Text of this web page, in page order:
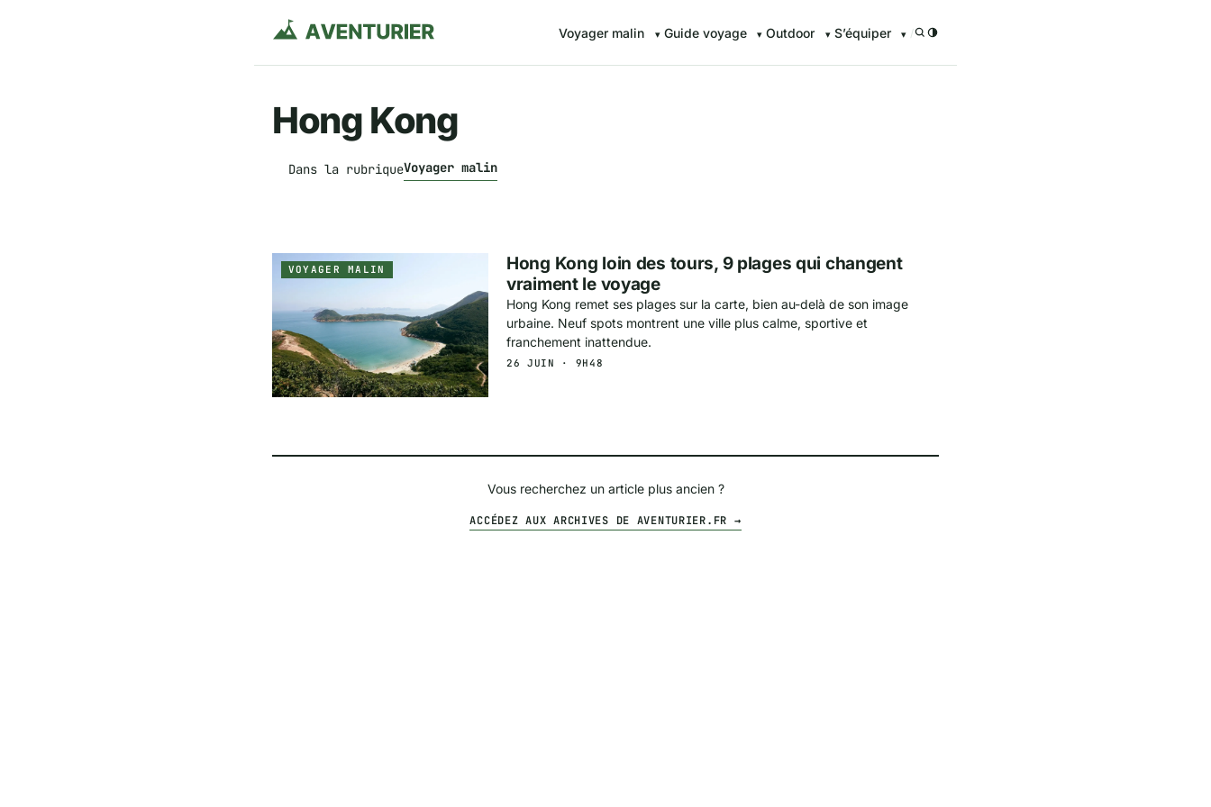
Voyager malin Guide voyage Outdoor S’équiper /
Hong Kong
Dans la rubriqueVoyager malin
VOYAGER MALIN
Hong Kong loin des tours, 9 plages qui changent
vraiment le voyage
Hong Kong remet ses plages sur la carte, bien au-delà de son image
urbaine. Neuf spots montrent une ville plus calme, sportive et
franchement inattendue.
26 JUIN · 9H48
Vous recherchez un article plus ancien ?
ACCÉDEZ AUX ARCHIVES DE AVENTURIER.FR →